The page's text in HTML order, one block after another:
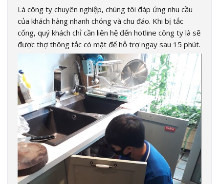
Là công ty chuyên nghiệp, chúng tôi đáp ứng nhu cầu
của khách hàng nhanh chóng và chu đáo. Khi bị tắc
cống, quý khách chỉ cần liên hệ đến hotline công ty là sẽ
được thợ thông tắc có mặt để hỗ trợ ngay sau 15 phút.